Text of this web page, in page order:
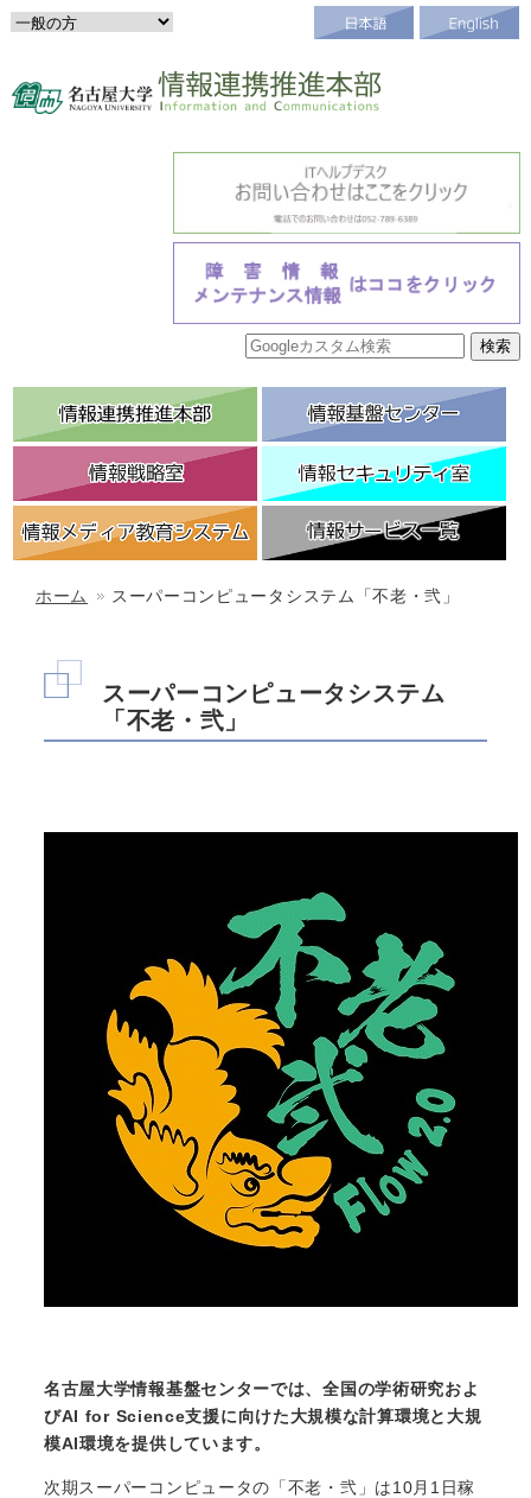
ホーム スーパーコンピュータシステム「不老・弐」
スーパーコンピュータシステム
「不老・弐」
名古屋大学情報基盤センターでは、全国の学術研究およ
びAI for Science支援に向けた大規模な計算環境と大規
模AI環境を提供しています。
次期スーパーコンピュータの「不老・弐」は10月1日稼